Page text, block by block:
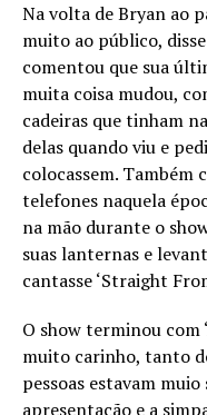
Na volta de Bryan ao
muito ao público,
comentou que sua
muita coisa mudou,
cadeiras que tinham
delas quando viu e
colocassem. Também
telefones naquela
na mão durante o
suas lanternas e
cantasse ‘Straight
O show terminou com
muito carinho, tanto
pessoas estavam
apresentação e a